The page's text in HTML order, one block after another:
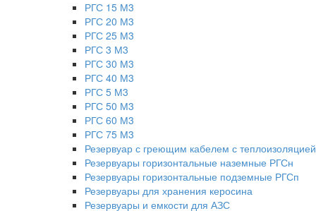
РГС 15 М3
РГС 20 М3
РГС 25 М3
РГС 3 М3
РГС 30 М3
РГС 40 М3
РГС 5 М3
РГС 50 М3
РГС 60 М3
РГС 75 М3
Резервуар с греющим кабелем с теплоизоляцией
Резервуары горизонтальные наземные РГСн
Резервуары горизонтальные подземные РГСп
Резервуары для хранения керосина
Резервуары и емкости для АЗС